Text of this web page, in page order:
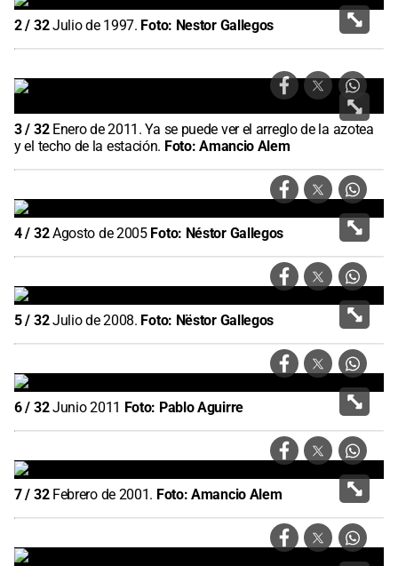
2/ 32Julio de 1997. Foto: Nestor Gallegos
3/ 32 Enero de 2011. Ya se puede ver el arreglo de la azotea
y el techo de la estación. Foto:Amancio Alem
4/ 32Agosto de 2005 Foto: Néstor Gallegos
5/ 32Julio de 2008. Foto: Nëstor Gallegos
6/ 32Junio 2011 Foto: Pablo Aguirre
7/ 32 Febrero de 2001. Foto:Amancio Alem